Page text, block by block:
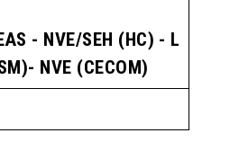
- NVE/SEH (HC) - L
NVE (CECOM)